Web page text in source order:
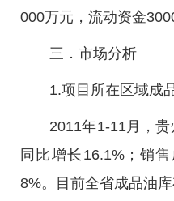
000万元，流动资金
三．市场分析
1.项目所在区域成
2011年1-11月，贵
同比增长16.1%；销
8%。目前全省成品油